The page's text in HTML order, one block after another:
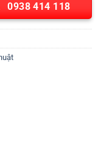
0938 414 118